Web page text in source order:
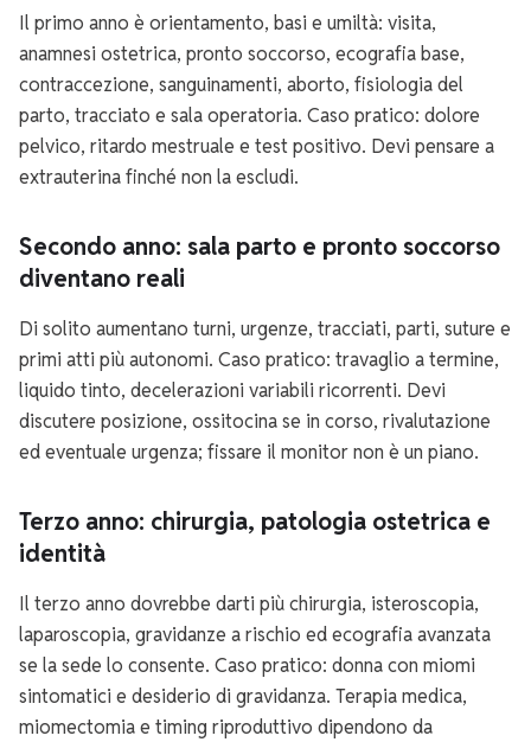
Il primo anno è orientamento, basi e umiltà: visita,
anamnesi ostetrica, pronto soccorso, ecografia base,
contraccezione, sanguinamenti, aborto, fisiologia del
parto, tracciato e sala operatoria. Caso pratico: dolore
pelvico, ritardo mestruale e test positivo. Devi pensare a
extrauterina finché non la escludi.
Secondo anno: sala parto e pronto soccorso
diventano reali
Di solito aumentano turni, urgenze, tracciati, parti, suture e
primi atti più autonomi. Caso pratico: travaglio a termine,
liquido tinto, decelerazioni variabili ricorrenti. Devi
discutere posizione, ossitocina se in corso, rivalutazione
ed eventuale urgenza; fissare il monitor non è un piano.
Terzo anno: chirurgia, patologia ostetrica e
identità
Il terzo anno dovrebbe darti più chirurgia, isteroscopia,
laparoscopia, gravidanze a rischio ed ecografia avanzata
se la sede lo consente. Caso pratico: donna con miomi
sintomatici e desiderio di gravidanza. Terapia medica,
miomectomia e timing riproduttivo dipendono da